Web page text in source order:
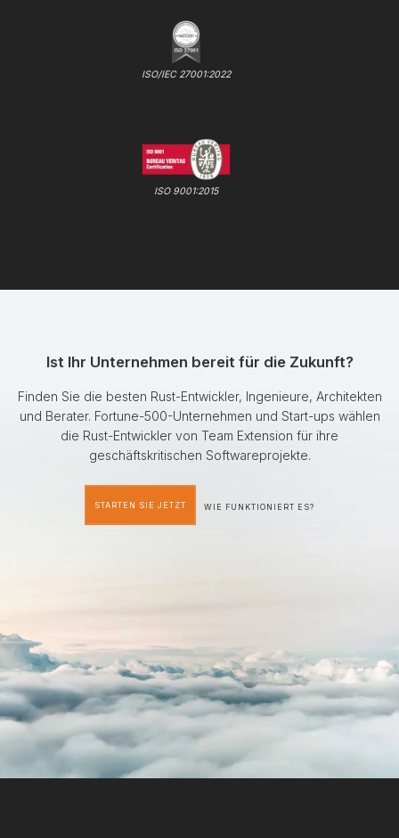
ISO/IEC 27001:2022
ISO 9001:2015
Ist Ihr Unternehmen bereit für die Zukunft?
Finden Sie die besten Rust-Entwickler, Ingenieure, Architekten
und Berater. Fortune-500-Unternehmen und Start-ups wählen
die Rust-Entwickler von Team Extension für ihre
geschäftskritischen Softwareprojekte.
STARTEN SIE JETZT WIE FUNKTIONIERT ES?